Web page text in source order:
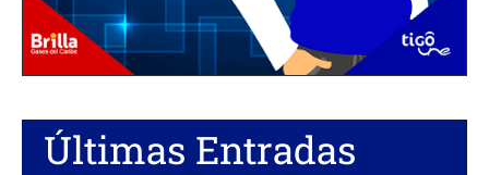
Últimas Entradas